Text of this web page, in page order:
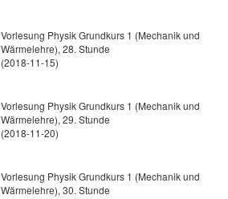
Vorlesung Physik Grundkurs 1 (Mechanik und
Wärmelehre), 28. Stunde
(2018-11-15)
Vorlesung Physik Grundkurs 1 (Mechanik und
Wärmelehre), 29. Stunde
(2018-11-20)
Vorlesung Physik Grundkurs 1 (Mechanik und
Wärmelehre), 30. Stunde